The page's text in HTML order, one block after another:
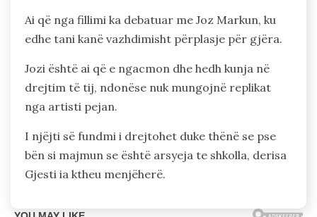
Ai që nga fillimi ka debatuar me Joz Markun, ku
edhe tani kanë vazhdimisht përplasje për gjëra.
Jozi është ai që e ngacmon dhe hedh kunja në
drejtim të tij, ndonëse nuk mungojnë replikat
nga artisti pejan.
I njëjti së fundmi i drejtohet duke thënë se pse
bën si majmun se është arsyeja te shkolla, derisa
Gjesti ia ktheu menjëherë.